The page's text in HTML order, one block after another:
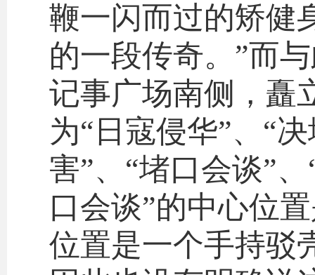
鞭一闪而过的矫健
的一段传奇。”而
记事广场南侧，矗
为“日寇侵华”、“
害”、“堵口会谈”
口会谈”的中心位
位置是一个手持驳